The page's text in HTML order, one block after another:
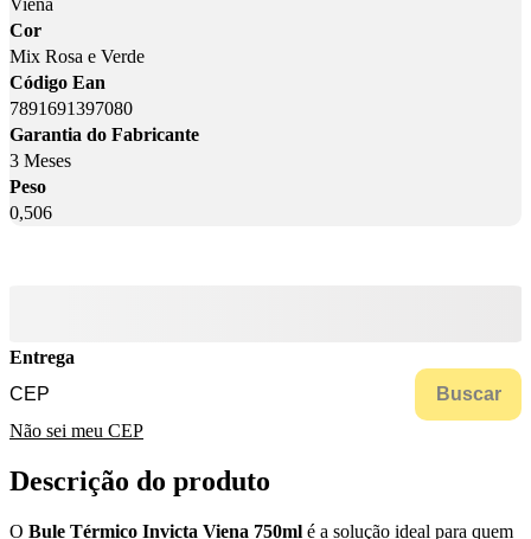
Viena
Cor
Mix Rosa e Verde
Código Ean
7891691397080
Garantia do Fabricante
3 Meses
Peso
0,506
Entrega
Buscar
Não sei meu CEP
Descrição do produto
O Bule Térmico Invicta Viena 750ml é a solução ideal para quem